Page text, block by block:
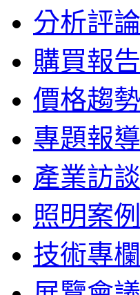
分析評論
購買報告
價格趨勢
專題報導
產業訪談
照明案例
技術專欄